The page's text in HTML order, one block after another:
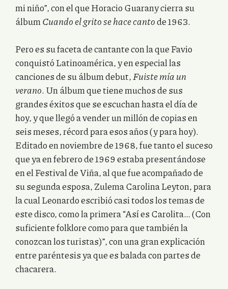
mi niño”, con el que Horacio Guarany cierra su
álbumCuando el grito se hace cantode 1963.
Pero es su faceta de cantante con la que Favio
conquistó Latinoamérica, y en especial las
canciones de su álbum debut,Fuiste mía un
verano. Un álbum que tiene muchos de sus
grandes éxitos que se escuchan hasta el día de
hoy, y que llegó a vender un millón de copias en
seis meses, récord para esos años (y para hoy).
Editado en noviembre de 1968, fue tanto el suceso
que ya en febrero de 1969 estaba presentándose
en el Festival de Viña, al que fue acompañado de
su segunda esposa, Zulema Carolina Leyton, para
la cual Leonardo escribió casi todos los temas de
este disco, como la primera “Así es Carolita… (Con
suficiente folklore como para que también la
conozcan los turistas)”, con una gran explicación
entre paréntesis ya que es balada con partes de
chacarera.